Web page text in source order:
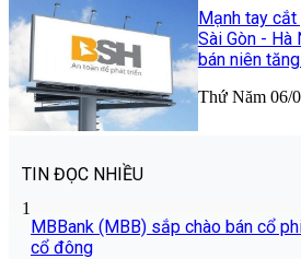
Mạnh tay
Sài Gòn - Hà
bán niên
Thứ Năm 06/
TIN ĐỌC NHIỀU
1
MBBank (MBB) sắp chào bán cổ
cổ đông